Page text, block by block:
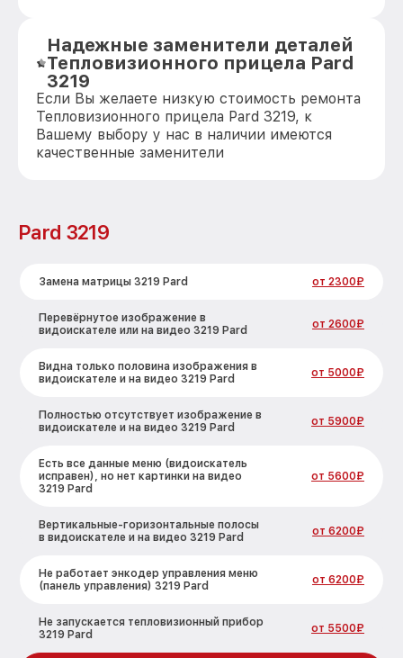
Надежные заменители деталей
Тепловизионного прицела Pard
3219
Если Вы желаете низкую стоимость ремонта
Тепловизионного прицела Pard 3219, к
Вашему выбору у нас в наличии имеются
качественные заменители
Pard 3219
Замена матрицы 3219 Pard от 2300₽
Перевёрнутое изображение в
видоискателе или на видео 3219 Pard
от 2600₽
Видна только половина изображения в
видоискателе и на видео 3219 Pard
от 5000₽
Полностью отсутствует изображение в
видоискателе и на видео 3219 Pard
от 5900₽
Есть все данные меню (видоискатель
исправен), но нет картинки на видео
3219 Pard
от 5600₽
Вертикальные-горизонтальные полосы
в видоискателе и на видео 3219 Pard
от 6200₽
Не работает энкодер управления меню
(панель управления) 3219 Pard
от 6200₽
Не запускается тепловизионный прибор
3219 Pard
от 5500₽